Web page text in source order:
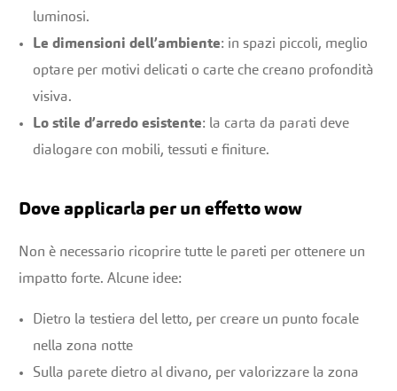
luminosi.
Le dimensioni dell’ambiente: in spazi piccoli, meglio
optare per motivi delicati o carte che creano profondità
visiva.
Lo stile d’arredo esistente: la carta da parati deve
dialogare con mobili, tessuti e finiture.
Dove applicarla per un effetto wow
Non è necessario ricoprire tutte le pareti per ottenere un
impatto forte. Alcune idee:
Dietro la testiera del letto, per creare un punto focale
nella zona notte
Sulla parete dietro al divano, per valorizzare la zona